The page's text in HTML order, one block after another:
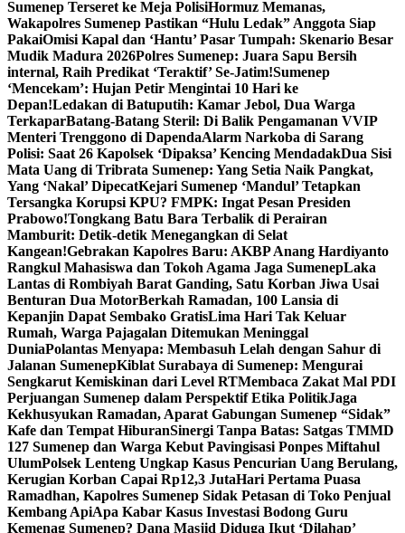
Sumenep Terseret ke Meja PolisiHormuz Memanas,
Wakapolres Sumenep Pastikan “Hulu Ledak” Anggota Siap
PakaiOmisi Kapal dan ‘Hantu’ Pasar Tumpah: Skenario Besar
Mudik Madura 2026Polres Sumenep: Juara Sapu Bersih
internal, Raih Predikat ‘Teraktif’ Se-Jatim!Sumenep
‘Mencekam’: Hujan Petir Mengintai 10 Hari ke
Depan!Ledakan di Batuputih: Kamar Jebol, Dua Warga
TerkaparBatang-Batang Steril: Di Balik Pengamanan VVIP
Menteri Trenggono di DapendaAlarm Narkoba di Sarang
Polisi: Saat 26 Kapolsek ‘Dipaksa’ Kencing MendadakDua Sisi
Mata Uang di Tribrata Sumenep: Yang Setia Naik Pangkat,
Yang ‘Nakal’ DipecatKejari Sumenep ‘Mandul’ Tetapkan
Tersangka Korupsi KPU? FMPK: Ingat Pesan Presiden
Prabowo!Tongkang Batu Bara Terbalik di Perairan
Mamburit: Detik-detik Menegangkan di Selat
Kangean!Gebrakan Kapolres Baru: AKBP Anang Hardiyanto
Rangkul Mahasiswa dan Tokoh Agama Jaga SumenepLaka
Lantas di Rombiyah Barat Ganding, Satu Korban Jiwa Usai
Benturan Dua MotorBerkah Ramadan, 100 Lansia di
Kepanjin Dapat Sembako GratisLima Hari Tak Keluar
Rumah, Warga Pajagalan Ditemukan Meninggal
DuniaPolantas Menyapa: Membasuh Lelah dengan Sahur di
Jalanan SumenepKiblat Surabaya di Sumenep: Mengurai
Sengkarut Kemiskinan dari Level RTMembaca Zakat Mal PDI
Perjuangan Sumenep dalam Perspektif Etika PolitikJaga
Kekhusyukan Ramadan, Aparat Gabungan Sumenep “Sidak”
Kafe dan Tempat HiburanSinergi Tanpa Batas: Satgas TMMD
127 Sumenep dan Warga Kebut Pavingisasi Ponpes Miftahul
UlumPolsek Lenteng Ungkap Kasus Pencurian Uang Berulang,
Kerugian Korban Capai Rp12,3 JutaHari Pertama Puasa
Ramadhan, Kapolres Sumenep Sidak Petasan di Toko Penjual
Kembang ApiApa Kabar Kasus Investasi Bodong Guru
Kemenag Sumenep? Dana Masjid Diduga Ikut ‘Dilahap’